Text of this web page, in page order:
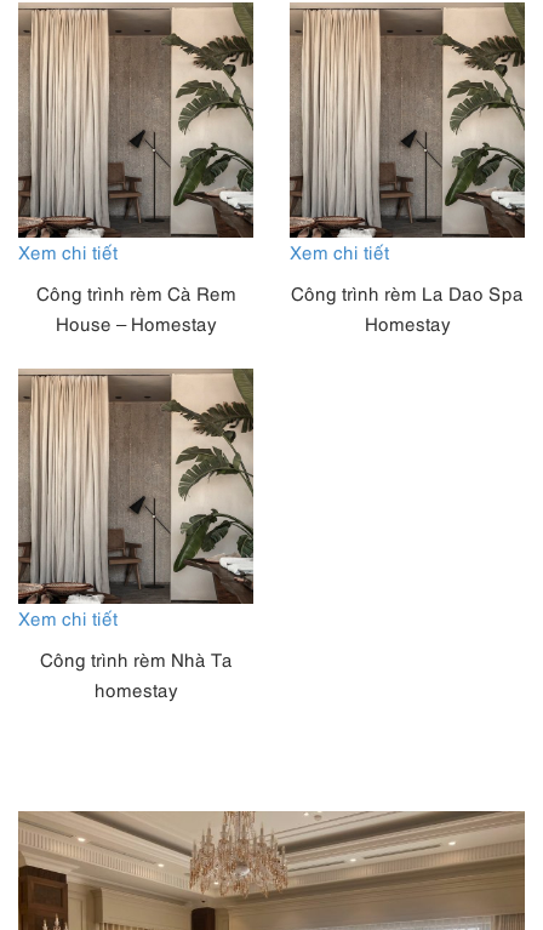
Xem chi tiết
Công trình rèm Cà Rem
House – Homestay
Xem chi tiết
Công trình rèm La Dao Spa
Homestay
Xem chi tiết
Công trình rèm Nhà Ta
homestay